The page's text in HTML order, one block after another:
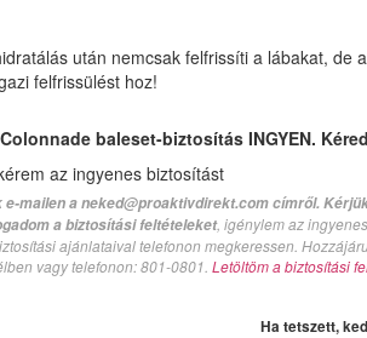
után nemcsak felfrissíti a lábakat, de
felfrissülést hoz!
baleset-biztosítás INGYEN.
az ingyenes biztosítást
mailen a neked@proaktivdirekt.com címről.
a biztosítási feltételeket, igénylem az
ajánlataival telefonon megkeressen.
vagy telefonon: 801-0801. Letöltöm a biztosítási
Ha tetszett,